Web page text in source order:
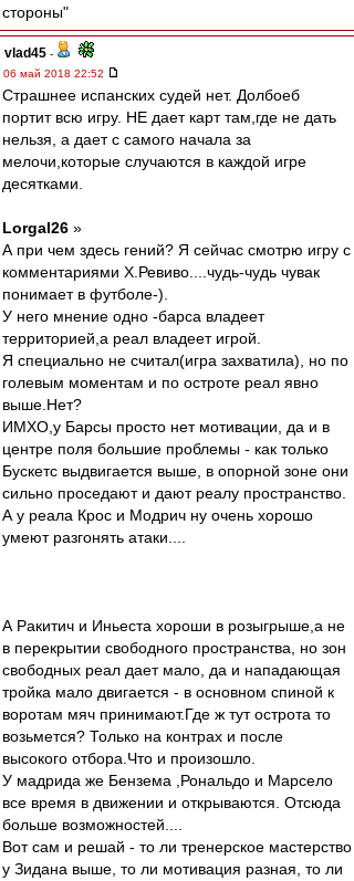
стороны"
vlad45 -
06 май 2018 22:52
Страшнее испанских судей нет. Долбоеб
портит всю игру. НЕ дает карт там,где не дать
нельзя, а дает с самого начала за
мелочи,которые случаются в каждой игре
десятками.
Lorgal26 »
А при чем здесь гений? Я сейчас смотрю игру с
комментариями Х.Ревиво....чудь-чудь чувак
понимает в футболе-).
У него мнение одно -барса владеет
территорией,а реал владеет игрой.
Я специально не считал(игра захватила), но по
голевым моментам и по остроте реал явно
выше.Нет?
ИМХО,у Барсы просто нет мотивации, да и в
центре поля большие проблемы - как только
Бускетс выдвигается выше, в опорной зоне они
сильно проседают и дают реалу пространство.
А у реала Крос и Модрич ну очень хорошо
умеют разгонять атаки....
А Ракитич и Иньеста хороши в розыгрыше,а не
в перекрытии свободного пространства, но зон
свободных реал дает мало, да и нападающая
тройка мало двигается - в основном спиной к
воротам мяч принимают.Где ж тут острота то
возьмется? Только на контрах и после
высокого отбора.Что и произошло.
У мадрида же Бензема ,Рональдо и Марсело
все время в движении и открываются. Отсюда
больше возможностей....
Вот сам и решай - то ли тренерское мастерство
у Зидана выше, то ли мотивация разная, то ли